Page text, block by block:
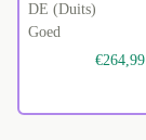
DE (Duits)
Goed
€264,99